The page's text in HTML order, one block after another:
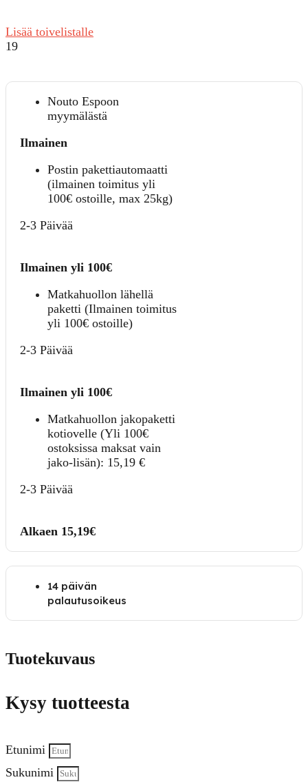
Lisää toivelistalle
19
Nouto Espoon
myymälästä
Ilmainen
Postin pakettiautomaatti
(ilmainen toimitus yli
100€ ostoille, max 25kg)
2-3 Päivää
Ilmainen yli 100€
Matkahuollon lähellä
paketti (Ilmainen toimitus
yli 100€ ostoille)
2-3 Päivää
Ilmainen yli 100€
Matkahuollon jakopaketti
kotiovelle (Yli 100€
ostoksissa maksat vain
jako-lisän): 15,19 €
2-3 Päivää
Alkaen 15,19€
14 päivän
palautusoikeus
Tuotekuvaus
Kysy tuotteesta
Etunimi
Sukunimi